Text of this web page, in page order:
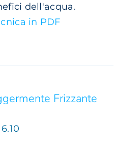
dell'acqua.
in PDF
Frizzante